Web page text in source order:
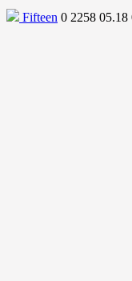
Fifteen 0 2258 05.18